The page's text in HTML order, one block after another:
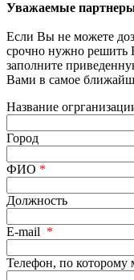
Уважаемые
Если Вы не можете
срочно нужно решить
заполните
Вами в самое
Название
Город
ФИО *
Должность
E-mail *
Телефон, по которому